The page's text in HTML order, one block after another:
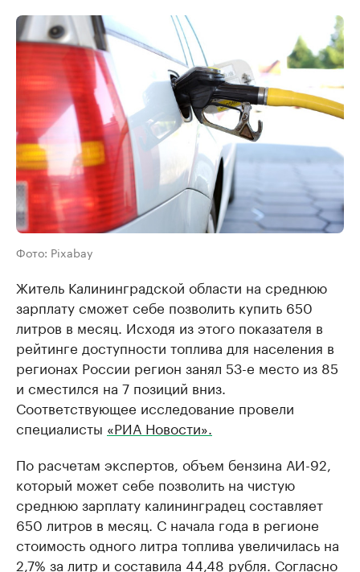
Фото: Pixabay
Житель Калининградской области на среднюю
зарплату сможет себе позволить купить 650
литров в месяц. Исходя из этого показателя в
рейтинге доступности топлива для населения в
регионах России регион занял 53-е место из 85
и сместился на 7 позиций вниз.
Соответствующее исследование провели
специалисты «РИА Новости».
По расчетам экспертов, объем бензина АИ-92,
который может себе позволить на чистую
среднюю зарплату калининградец составляет
650 литров в месяц. С начала года в регионе
стоимость одного литра топлива увеличилась на
2,7% за литр и составила 44,48 рубля. Согласно